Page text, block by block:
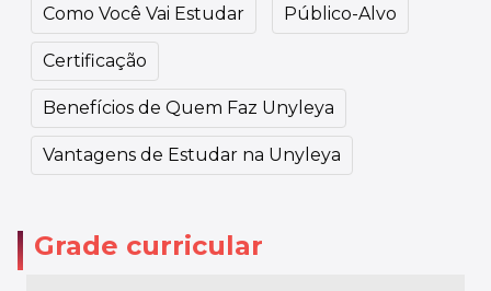
Como Você Vai Estudar Público-Alvo
Certificação
Benefícios de Quem Faz Unyleya
Vantagens de Estudar na Unyleya
Grade curricular